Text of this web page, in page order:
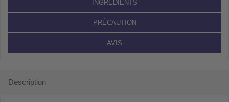
INGRÉDIENTS
PRÉCAUTION
AVIS
Description